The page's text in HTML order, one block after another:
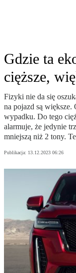
Gdzie ta
cięższe,
Fizyki nie da się
na pojazd są większe.
wypadku. Do tego
alarmuje, że jedynie
mniejszą niż 2 tony.
Publikacja: 13.12.2023 06:26